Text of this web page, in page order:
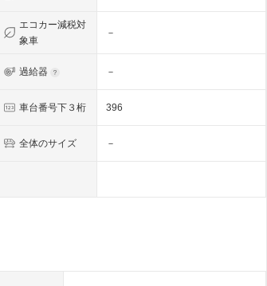
エコカー減税対
象車
－
過給器 －
車台番号下３桁 396
全体のサイズ －